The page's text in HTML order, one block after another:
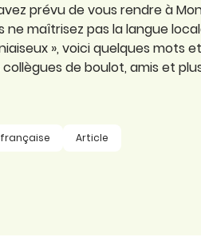
ses
prévu de vous rendre à
maîtrisez pas la langue
», voici quelques mots
collègues de boulot, amis et
Article